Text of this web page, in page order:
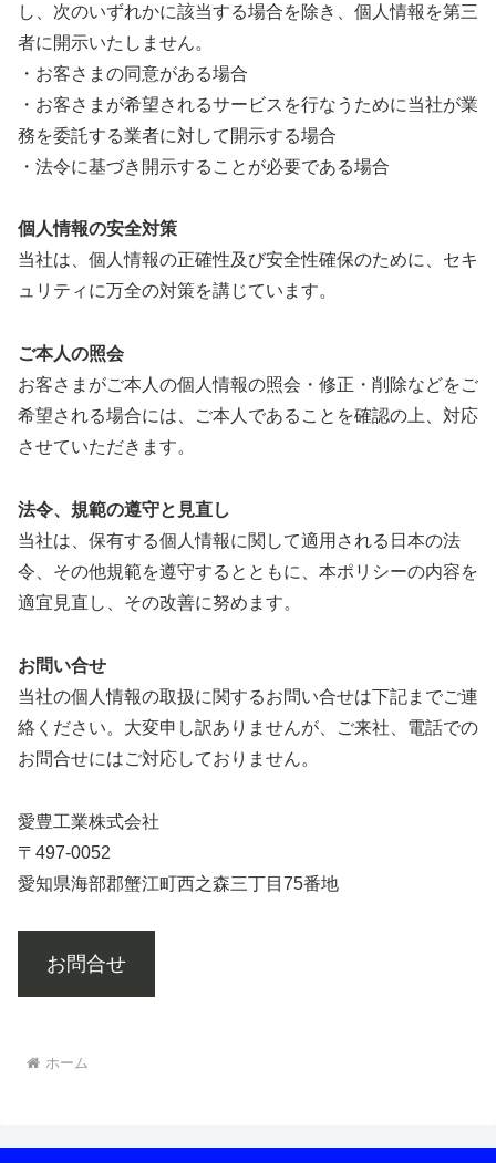
し、次のいずれかに該当する場合を除き、個人情報を第三
者に開示いたしません。
・お客さまの同意がある場合
・お客さまが希望されるサービスを行なうために当社が業
務を委託する業者に対して開示する場合
・法令に基づき開示することが必要である場合
個人情報の安全対策
当社は、個人情報の正確性及び安全性確保のために、セキ
ュリティに万全の対策を講じています。
ご本人の照会
お客さまがご本人の個人情報の照会・修正・削除などをご
希望される場合には、ご本人であることを確認の上、対応
させていただきます。
法令、規範の遵守と見直し
当社は、保有する個人情報に関して適用される日本の法
令、その他規範を遵守するとともに、本ポリシーの内容を
適宜見直し、その改善に努めます。
お問い合せ
当社の個人情報の取扱に関するお問い合せは下記までご連
絡ください。大変申し訳ありませんが、ご来社、電話での
お問合せにはご対応しておりません。
愛豊工業株式会社
〒497-0052
愛知県海部郡蟹江町西之森三丁目75番地
お問合せ
ホーム